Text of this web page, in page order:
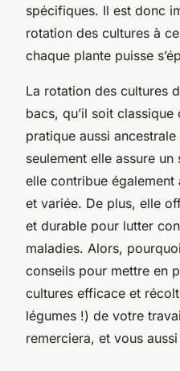
spécifiques. Il est donc
rotation des cultures à
chaque plante puisse
La rotation des cultures
bacs, qu’il soit
pratique aussi ancestrale
seulement elle assure
elle contribue
et variée. De plus, elle
et durable pour lutter
maladies. Alors,
conseils pour mettre en
cultures efficace et
légumes !) de votre
remerciera, et vous aussi